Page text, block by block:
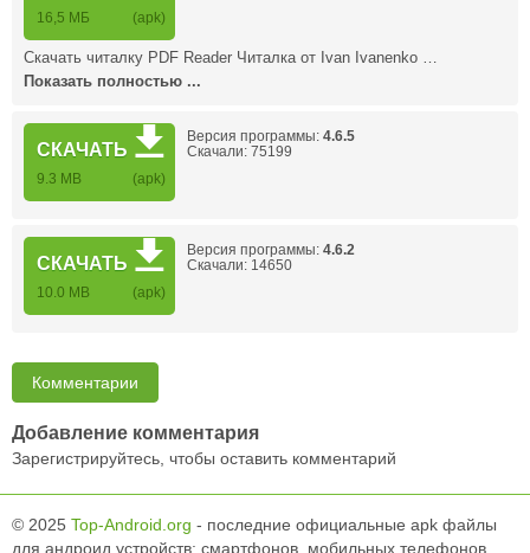
16,5 МБ (apk)
Скачать читалку PDF Reader Читалка от Ivan Ivanenko …
Показать полностью ...
СКАЧАТЬ
9.3 MB (apk)
Версия программы: 4.6.5
Скачали: 75199
СКАЧАТЬ
10.0 MB (apk)
Версия программы: 4.6.2
Скачали: 14650
Комментарии
Добавление комментария
Зарегистрируйтесь, чтобы оставить комментарий
© 2025 Top-Android.org - последние официальные apk файлы
для андроид устройств: смартфонов, мобильных телефонов,